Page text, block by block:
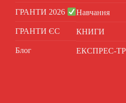
ГРАНТИ 2026
ГРАНТИ ЄС
Блог
Навчання
КНИГИ
ЕКСПРЕС-